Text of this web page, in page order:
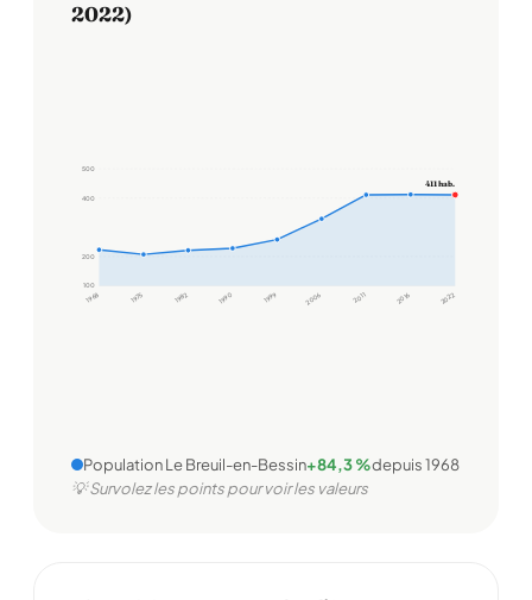
2022)
100
200
400
500
1968 1975 1982 1990 1999 2006 2011 2016 2022
411 hab.
Population Le Breuil-en-Bessin+84,3 %depuis 1968
💡 Survolez les points pour voir les valeurs